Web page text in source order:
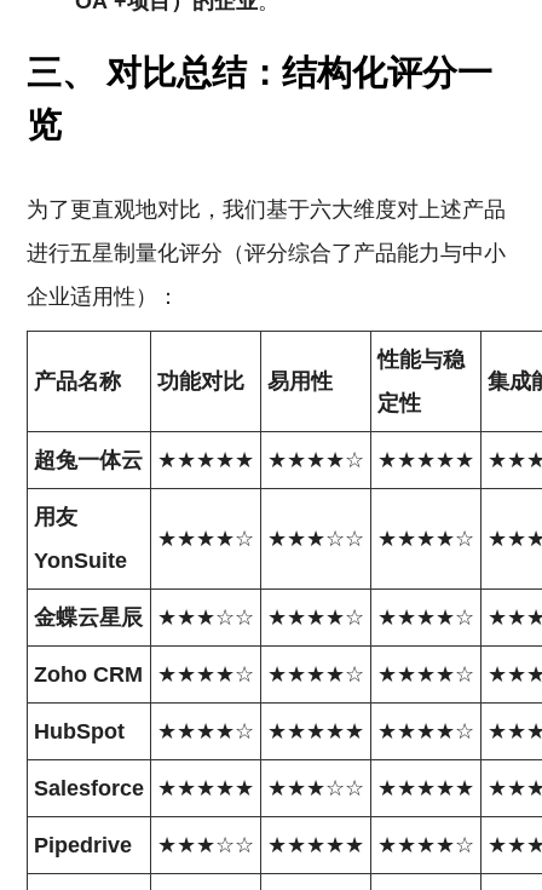
三、 对比总结：结构化评分一
览
为了更直观地对比，我们基于六大维度对上述产品
进行五星制量化评分（评分综合了产品能力与中小
企业适用性）：
产品名称 功能对比 易用性
性能与稳
定性
集成
超兔一体云 ★★★★★ ★★★★☆ ★★★★★
用友
YonSuite
★★★★☆ ★★★☆☆ ★★★★☆
金蝶云星辰 ★★★☆☆ ★★★★☆ ★★★★☆
Zoho CRM ★★★★☆ ★★★★☆ ★★★★☆
HubSpot ★★★★☆ ★★★★★ ★★★★☆
Salesforce ★★★★★ ★★★☆☆ ★★★★★
Pipedrive ★★★☆☆ ★★★★★ ★★★★☆